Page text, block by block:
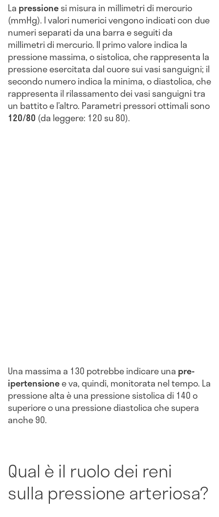
La pressionesi misura in millimetri di mercurio
(mmHg). I valori numerici vengono indicati con due
numeri separati da una barra e seguiti da
millimetri di mercurio. Il primo valore indica la
pressione massima, o sistolica, che rappresenta la
pressione esercitata dal cuore sui vasi sanguigni; il
secondo numero indica la minima, o diastolica, che
rappresenta il rilassamento dei vasi sanguigni tra
un battito e l’altro. Parametri pressori ottimali sono
120/80 (da leggere: 120 su 80).
Una massima a 130 potrebbe indicare una pre-
ipertensionee va, quindi, monitorata nel tempo. La
pressione alta è una pressione sistolica di 140 o
superiore o una pressione diastolica che supera
anche 90.
Qual è il ruolo dei reni
sulla pressione arteriosa?